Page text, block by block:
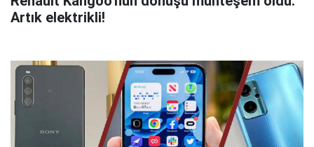
Artık elektrikli!